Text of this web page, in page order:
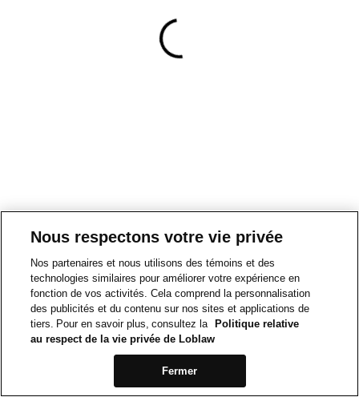
Nous respectons votre vie privée
Nos partenaires et nous utilisons des témoins et des
technologies similaires pour améliorer votre expérience en
fonction de vos activités. Cela comprend la personnalisation
des publicités et du contenu sur nos sites et applications de
tiers. Pour en savoir plus, consultez la
Politique relative
au respect de la vie privée de Loblaw
Fermer